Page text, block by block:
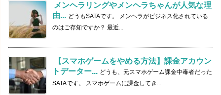
メンヘラリングやメンヘラちゃんが人気な理
由... どうもSATAです。 メンヘラがビジネス化されている
のはご存知ですか？ 最近...
【スマホゲームをやめる方法】課金アカウン
トデーター... どうも、元スマホゲーム課金中毒者だった
SATAです。 スマホゲームに課金してき...